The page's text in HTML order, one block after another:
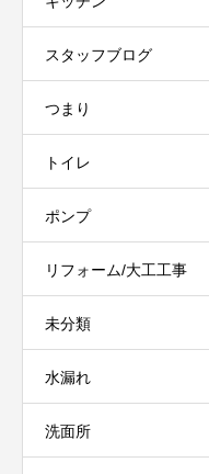
スタッフブログ
つまり
トイレ
ポンプ
リフォーム/大工工事
未分類
水漏れ
洗面所